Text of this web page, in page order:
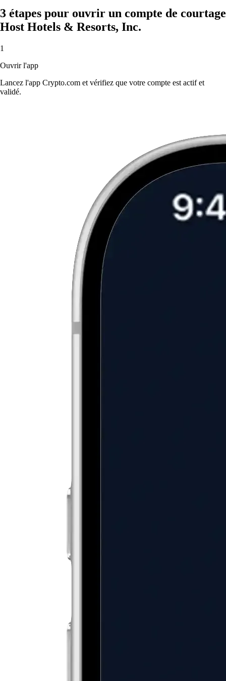
3 étapes pour ouvrir un compte de courtage
Host Hotels & Resorts, Inc.
1
Ouvrir l'app
Lancez l'app Crypto.com et vérifiez que votre compte est actif et
validé.